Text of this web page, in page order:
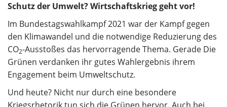
e
n
Schutz der Umwelt? Wirtschaftskrieg geht vor!
Im Bundestagswahlkampf 2021 war der Kampf gegen
den Klimawandel und die notwendige Reduzierung des
CO2-Ausstoßes das hervorragende Thema. Gerade Die
Grünen verdanken ihr gutes Wahlergebnis ihrem
Engagement beim Umweltschutz.
Und heute? Nicht nur durch eine besondere